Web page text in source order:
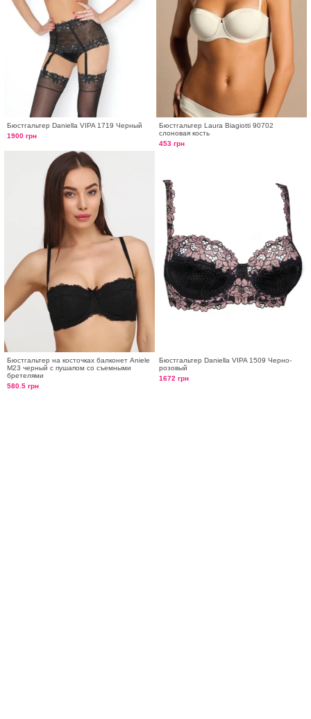
Бюстгальтер Daniella VIPA 1719 Черный
1900 грн
Бюстгальтер Laura Biagiotti 90702
слоновая кость
453 грн
Бюстгальтер на косточках балконет Aniele
М23 черный с пушапом со съемными
бретелями
580.5 грн
Бюстгальтер Daniella VIPA 1509 Черно-
розовый
1672 грн